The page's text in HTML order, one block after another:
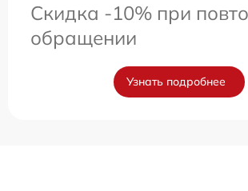
Скидка -10% при
обращении
Узнать подробнее